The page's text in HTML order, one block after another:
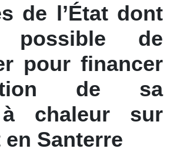
de l’État dont
de
pour financer
de sa
chaleur sur
Santerre